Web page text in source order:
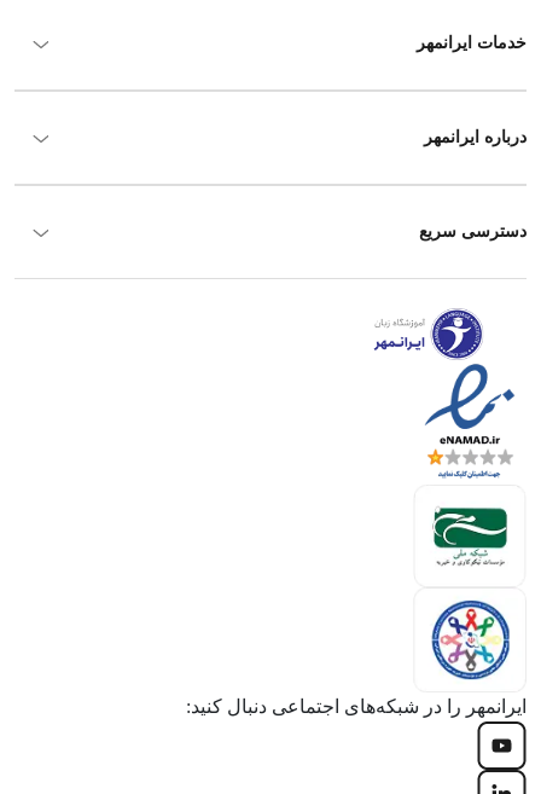
خدمات ایرانمهر
درباره ایرانمهر
دسترسی سریع
ایرانمهر را در شبکه‌های اجتماعی دنبال کنید: